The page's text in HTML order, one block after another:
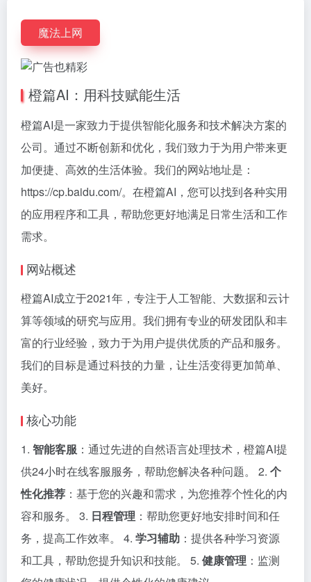
魔法上网
橙篇AI：用科技赋能生活
橙篇AI是一家致力于提供智能化服务和技术解决方案的
公司。通过不断创新和优化，我们致力于为用户带来更
加便捷、高效的生活体验。我们的网站地址是：
https://cp.baidu.com/。在橙篇AI，您可以找到各种实用
的应用程序和工具，帮助您更好地满足日常生活和工作
需求。
网站概述
橙篇AI成立于2021年，专注于人工智能、大数据和云计
算等领域的研究与应用。我们拥有专业的研发团队和丰
富的行业经验，致力于为用户提供优质的产品和服务。
我们的目标是通过科技的力量，让生活变得更加简单、
美好。
核心功能
1. 智能客服 ：通过先进的自然语言处理技术，橙篇AI提
供24小时在线客服服务，帮助您解决各种问题。 2. 个
性化推荐 ：基于您的兴趣和需求，为您推荐个性化的内
容和服务。 3. 日程管理 ：帮助您更好地安排时间和任
务，提高工作效率。 4. 学习辅助 ：提供各种学习资源
和工具，帮助您提升知识和技能。 5. 健康管理 ：监测